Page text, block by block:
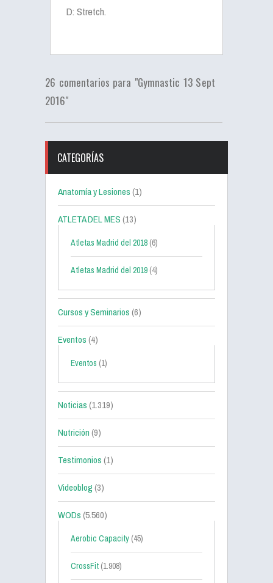
D: Stretch.
26 comentarios para "Gymnastic 13 Sept
2016"
CATEGORÍAS
Anatomía y Lesiones(1)
ATLETA DEL MES(13)
Atletas Madrid del 2018 (6)
Atletas Madrid del 2019 (4)
Cursos y Seminarios(6)
Eventos(4)
Eventos (1)
Noticias(1.319)
Nutrición(9)
Testimonios(1)
Videoblog(3)
WODs(5.560)
Aerobic Capacity (45)
CrossFit (1.908)